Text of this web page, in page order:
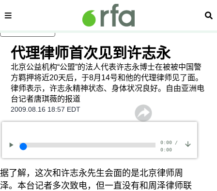
内容分类 搜
代理律师首次见到许志永
北京公益机构“公盟”的法人代表许志永博士在被被中国警
方羁押将近20天后，于8月14号和他的代理律师见了面。
律师表示，许志永精神状态、身体状况良好。自由亚洲电
台记者唐琪薇的报道
2009.08.16 18:57 EDT
0:00/
0:00
据了解，这次和许志永先生会面的是北京律师周
泽。本台记者多次致电，但一直没有和周泽律师联